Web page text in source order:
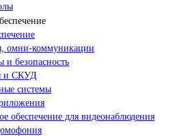
омни-коммуникации
и безопасность
и СКУД
системы
обеспечение для видеонаблюдения